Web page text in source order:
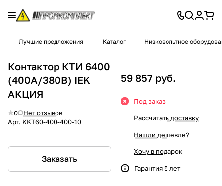
Лучшие предложения Каталог Низковольтное
Контактор КТИ 6400
(400А/380В) IEK
АКЦИЯ
0
Нет отзывов
Арт. KKT60-400-400-10
Заказать
59 857 руб.
Под заказ
Рассчитать доставку
Нашли дешевле?
Хочу в подарок
Гарантия 5 лет